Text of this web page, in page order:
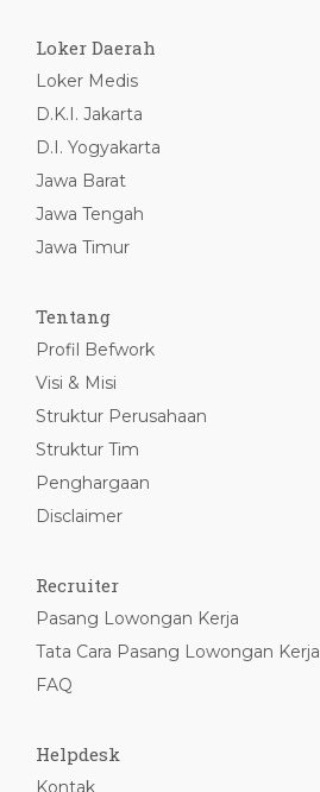
Loker Daerah
Loker Medis
D.K.I. Jakarta
D.I. Yogyakarta
Jawa Barat
Jawa Tengah
Jawa Timur
Tentang
Profil Befwork
Visi & Misi
Struktur Perusahaan
Struktur Tim
Penghargaan
Disclaimer
Recruiter
Pasang Lowongan Kerja
Tata Cara Pasang Lowongan Kerja
FAQ
Helpdesk
Kontak